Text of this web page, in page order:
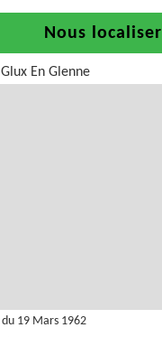
Nous localiser
En Glenne
19 Mars 1962